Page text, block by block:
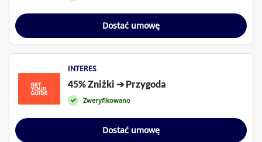
Dostać umowę
INTERES
45% Zniżki ➔ Przygoda
Zweryfikowano
Dostać umowę